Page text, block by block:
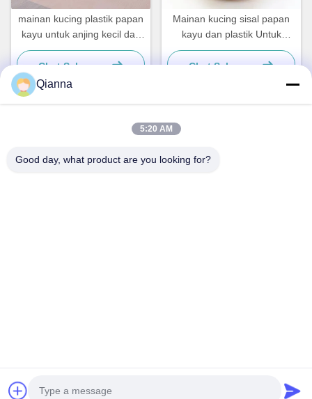
mainan kucing plastik papan
kayu untuk anjing kecil dan
kucing sederhana dan
praktis
Chat Sekarang
Mainan kucing sisal papan
kayu dan plastik Untuk
Anjing Kecil dan Kucing
Sederhana dan praktis
Chat Sekarang
Hotel Pemasok. Hak cipta © 2026 Tongxiang Yuesheng Import
Qianna
5:20 AM
Good day, what product are you looking for?